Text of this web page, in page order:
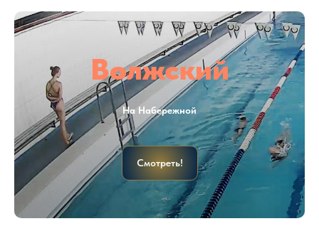
Волжский
На Набережной
Смотреть!